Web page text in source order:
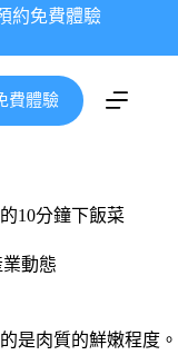
約免費體驗
費體驗
10分鐘下飯菜
業動態
是肉質的鮮嫩程度。